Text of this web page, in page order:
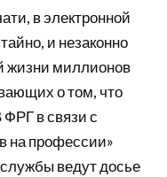
в электронной
и незаконно
жизни миллионов
о том, что
в связи с
на профессии»
ведут досье